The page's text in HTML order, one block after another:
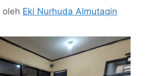
oleh Eki Nurhuda Almutaqin